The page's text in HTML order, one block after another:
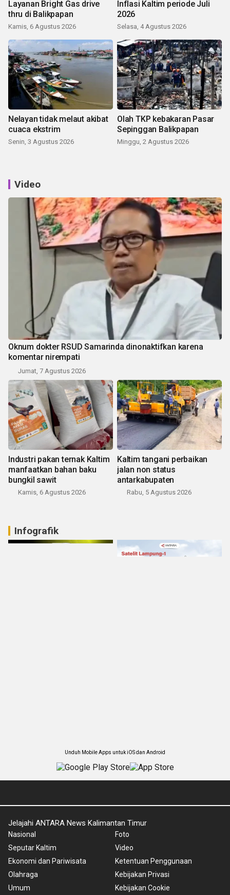
Layanan Bright Gas drive
thru di Balikpapan
Kamis, 6 Agustus 2026
Inflasi Kaltim periode Juli
2026
Selasa, 4 Agustus 2026
Nelayan tidak melaut akibat
cuaca ekstrim
Senin, 3 Agustus 2026
Olah TKP kebakaran Pasar
Sepinggan Balikpapan
Minggu, 2 Agustus 2026
Video
Oknum dokter RSUD Samarinda dinonaktifkan karena
komentar nirempati
Jumat, 7 Agustus 2026
Industri pakan ternak Kaltim
manfaatkan bahan baku
bungkil sawit
Kamis, 6 Agustus 2026
Kaltim tangani perbaikan
jalan non status
antarkabupaten
Rabu, 5 Agustus 2026
Infografik
Unduh Mobile Apps untuk iOS dan Android
Jelajahi ANTARA News Kalimantan Timur
Nasional
Seputar Kaltim
Ekonomi dan Pariwisata
Olahraga
Umum
Foto
Video
Ketentuan Penggunaan
Kebijakan Privasi
Kebijakan Cookie